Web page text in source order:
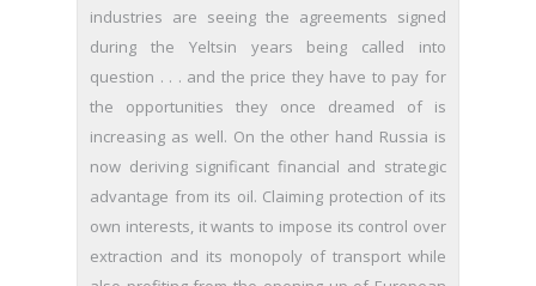
industries are seeing the agreements signed
during the Yeltsin years being called into
question . . . and the price they have to pay for
the opportunities they once dreamed of is
increasing as well. On the other hand Russia is
now deriving significant financial and strategic
advantage from its oil. Claiming protection of its
own interests, it wants to impose its control over
extraction and its monopoly of transport while